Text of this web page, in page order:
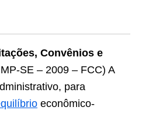
Convênios e
SE – 2009 – FCC) A
para
econômico-